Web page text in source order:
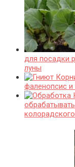
для посадки
луны
фаленопсис и